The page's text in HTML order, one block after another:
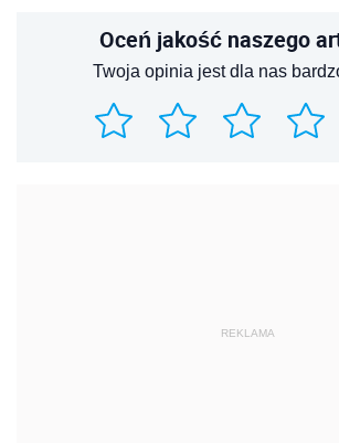
Oceń jakość naszego
Twoja opinia jest dla nas
REKLAMA